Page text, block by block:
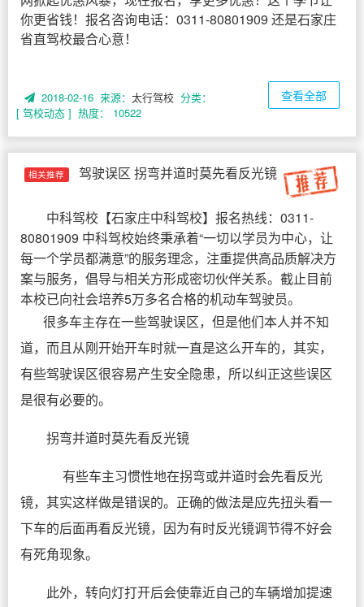
你更省钱！报名咨询电话：0311-80801909 还是石家庄
省直驾校最合心意！
2018-02-16 来源：太行驾校 分类：
[ 驾校动态 ] 热度： 10522
查看全部
相关推荐 驾驶误区 拐弯并道时莫先看反光镜
中科驾校 【石家庄中科驾校】报名热线：0311-
80801909 中科驾校始终秉承着“一切以学员为中心，让
每一个学员都满意”的服务理念，注重提供高品质解决方
案与服务，倡导与相关方形成密切伙伴关系。截止目前
本校已向社会培养5万多名合格的机动车驾驶员。
很多车主存在一些驾驶误区，但是他们本人并不知
道，而且从刚开始开车时就一直是这么开车的，其实，
有些驾驶误区很容易产生安全隐患，所以纠正这些误区
是很有必要的。
拐弯并道时莫先看反光镜
有些车主习惯性地在拐弯或并道时会先看反光
镜，其实这样做是错误的。正确的做法是应先扭头看一
下车的后面再看反光镜，因为有时反光镜调节得不好会
有死角现象。
此外，转向灯打开后会使靠近自己的车辆增加提速